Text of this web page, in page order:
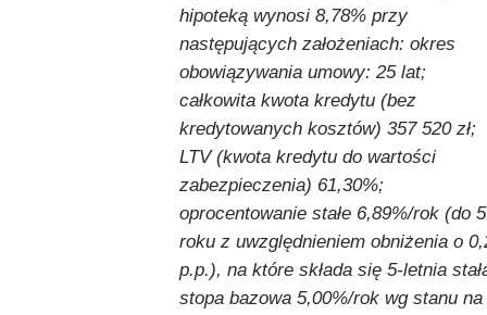
hipoteką wynosi 8,78% przy
następujących założeniach: okres
obowiązywania umowy: 25 lat;
całkowita kwota kredytu (bez
kredytowanych kosztów) 357 520 zł;
LTV (kwota kredytu do wartości
zabezpieczenia) 61,30%;
oprocentowanie stałe 6,89%/rok (do
roku z uwzględnieniem obniżenia o
p.p.), na które składa się 5-letnia
stopa bazowa 5,00%/rok wg stanu na